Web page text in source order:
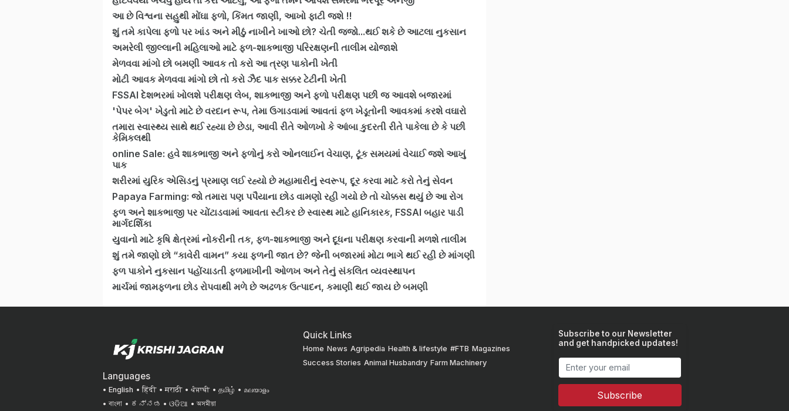
આ છે વિશ્વના સહુથી મોંઘા ફળો, કિંમત જાણી, આખો ફાટી જશે !!
શું તમે કાપેલા ફળો પર ખાંડ અને મીઠું નાખીને ખાઓ છો? ચેતી જજો...થઈ શકે છે આટલા નુકસાન
અમરેલી જીલ્લાની મહિલાઓ માટે ફળ-શાકભાજી પરિરક્ષણની તાલીમ યોજાશે
મેળવવા માંગો છો બમણી આવક તો કરો આ ત્રણ પાકોની ખેતી
મોટી આવક મેળવવા માંગો છો તો કરો ઝૈદ પાક સક્કર ટેટીની ખેતી
FSSAI દેશભરમાં ખોલશે પરીક્ષણ લેબ, શાકભાજી અને ફળો પરીક્ષણ પછી જ આવશે બજારમાં
'પેપર બેગ' ખેડુતો માટે છે વરદાન રૂપ, તેમા ઉગાડવામાં આવતાં ફળ ખેડૂતોની આવકમાં કરશે વઘારો
તમારા સ્વાસ્થ્ય સાથે થઈ રહ્યા છે છેડા, આવી રીતે ઓળખો કે આંબા કુદરતી રીતે પાકેલા છે કે પછી
કેમિકલથી
online Sale: હવે શાકભાજી અને ફળોનું કરો ઓનલાઈન વેચાણ, ટૂંક સમયમાં વેચાઈ જશે આખું
પાક
શરીરમાં યુરિક એસિડનું પ્રમાણ લઈ રહ્યો છે મહામારીનું સ્વરૂપ, દૂર કરવા માટે કરો તેનું સેવન
Papaya Farming: જો તમારા પણ પપૈયાના છોડ વામણો રહી ગયો છે તો ચોક્કસ થયું છે આ રોગ
ફળ અને શાકભાજી પર ચોંટાડવામાં આવતા સ્ટીકર છે સ્વાસ્થ માટે હાનિકારક, FSSAI બહાર પાડી
માર્ગદર્શિકા
યુવાનો માટે કૃષિ ક્ષેત્રમાં નોકરીની તક, ફળ-શાકભાજી અને દૂધના પરીક્ષણ કરવાની મળશે તાલીમ
શું તમે જાણો છો “કાવેરી વામન” કયા ફળની જાત છે? જેની બજારમાં મોટા ભાગે થઈ રહી છે માંગણી
ફળ પાકોને નુકસાન પહોંચાડતી ફળમાખીની ઓળખ અને તેનું સંકલિત વ્યવસ્થાપન
માર્ચમાં જામફળના છોડ રોપવાથી મળે છે અઢળક ઉત્પાદન, કમાણી થઈ જાય છે બમણી
Languages
English हिंदी मराठी ਪੰਜਾਬੀ தமிழ்
മലയാളം
বাংলা
ಕನ್ನಡ ଓଡିଆ অসমীয়া
Quick Links
Home News Agripedia Health & lifestyle #FTB Magazines
Success Stories Animal Husbandry Farm Machinery
Subscribe to our Newsletter
and get handpicked updates!
Subscribe